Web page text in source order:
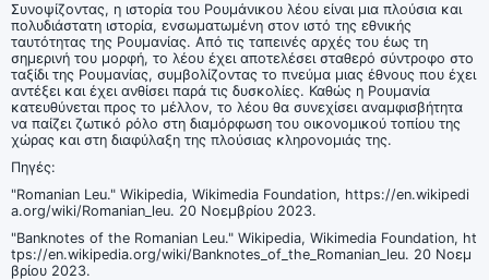
Συνοψίζοντας, η ιστορία του Ρουμάνικου λέου είναι μια πλούσια και
πολυδιάστατη ιστορία, ενσωματωμένη στον ιστό της εθνικής
ταυτότητας της Ρουμανίας. Από τις ταπεινές αρχές του έως τη
σημερινή του μορφή, το λέου έχει αποτελέσει σταθερό σύντροφο στο
ταξίδι της Ρουμανίας, συμβολίζοντας το πνεύμα μιας έθνους που έχει
αντέξει και έχει ανθίσει παρά τις δυσκολίες. Καθώς η Ρουμανία
κατευθύνεται προς το μέλλον, το λέου θα συνεχίσει αναμφισβήτητα
να παίζει ζωτικό ρόλο στη διαμόρφωση του οικονομικού τοπίου της
χώρας και στη διαφύλαξη της πλούσιας κληρονομιάς της.
Πηγές:
"Romanian Leu." Wikipedia, Wikimedia Foundation, https://en.wikipedi
a.org/wiki/Romanian_leu. 20 Νοεμβρίου 2023.
"Banknotes of the Romanian Leu." Wikipedia, Wikimedia Foundation, ht
tps://en.wikipedia.org/wiki/Banknotes_of_the_Romanian_leu. 20 Νοεμ
βρίου 2023.